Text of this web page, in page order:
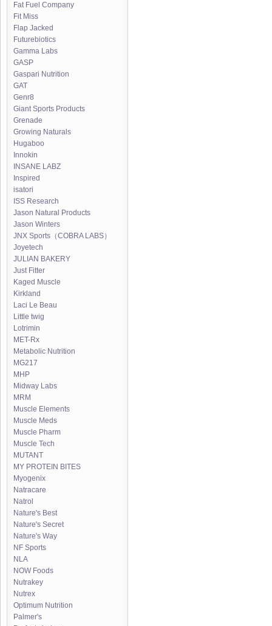
Fat Fuel Company
Fit Miss
Flap Jacked
Futurebiotics
Gamma Labs
GASP
Gaspari Nutrition
GAT
Genr8
Giant Sports Products
Grenade
Growing Naturals
Hugaboo
Innokin
INSANE LABZ
Inspired
isatori
ISS Research
Jason Natural Products
Jason Winters
JNX Sports（COBRA LABS）
Joyetech
JULIAN BAKERY
Just Fitter
Kaged Muscle
Kirkland
Laci Le Beau
Little twig
Lotrimin
MET-Rx
Metabolic Nutrition
MG217
MHP
Midway Labs
MRM
Muscle Elements
Muscle Meds
Muscle Pharm
Muscle Tech
MUTANT
MY PROTEIN BITES
Myogenix
Natracare
Natrol
Nature's Best
Nature's Secret
Nature's Way
NF Sports
NLA
NOW Foods
Nutrakey
Nutrex
Optimum Nutrition
Palmer's